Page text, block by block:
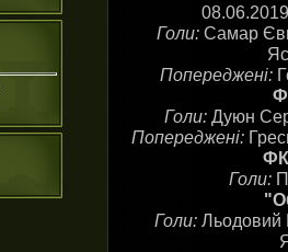
Голи:Самар
Попереджені:
Голи: Дуюн
Попереджені:
ФК
Голи:
Голи: Льодовий